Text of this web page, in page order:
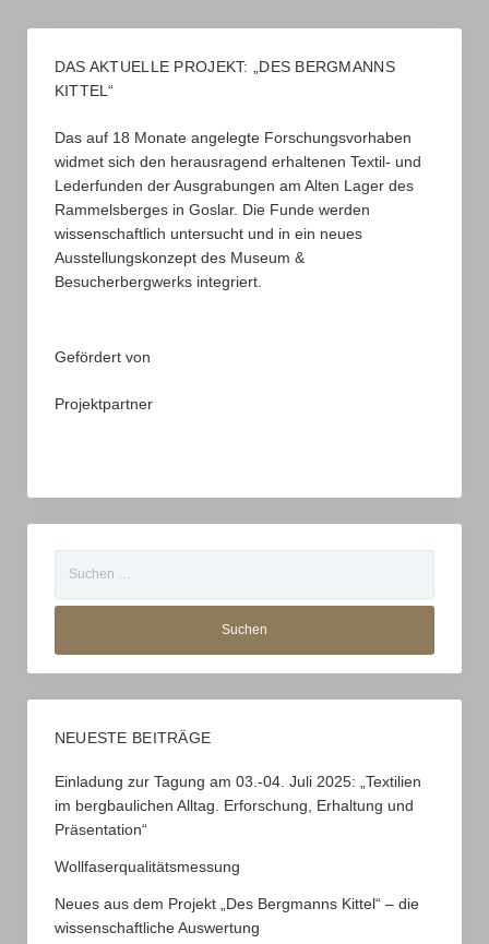
Katharina Malek-Custodis
Bernd Wehrenpfennig
Altbergbau 3D
Astrid Schmidt-Händel
Georg Drechsler
Jessica Meyer
Katharina Malek-Custodis
Impressum
DAS AKTUELLE PROJEKT: „DES BERGMANNS
KITTEL“
Das auf 18 Monate angelegte Forschungsvorhaben
widmet sich den herausragend erhaltenen Textil- und
Lederfunden der Ausgrabungen am Alten Lager des
Rammelsberges in Goslar. Die Funde werden
wissenschaftlich untersucht und in ein neues
Ausstellungskonzept des Museum &
Besucherbergwerks integriert.
Gefördert von
Projektpartner
NEUESTE BEITRÄGE
Einladung zur Tagung am 03.-04. Juli 2025: „Textilien
im bergbaulichen Alltag. Erforschung, Erhaltung und
Präsentation“
Wollfaserqualitätsmessung
Neues aus dem Projekt „Des Bergmanns Kittel“ – die
wissenschaftliche Auswertung